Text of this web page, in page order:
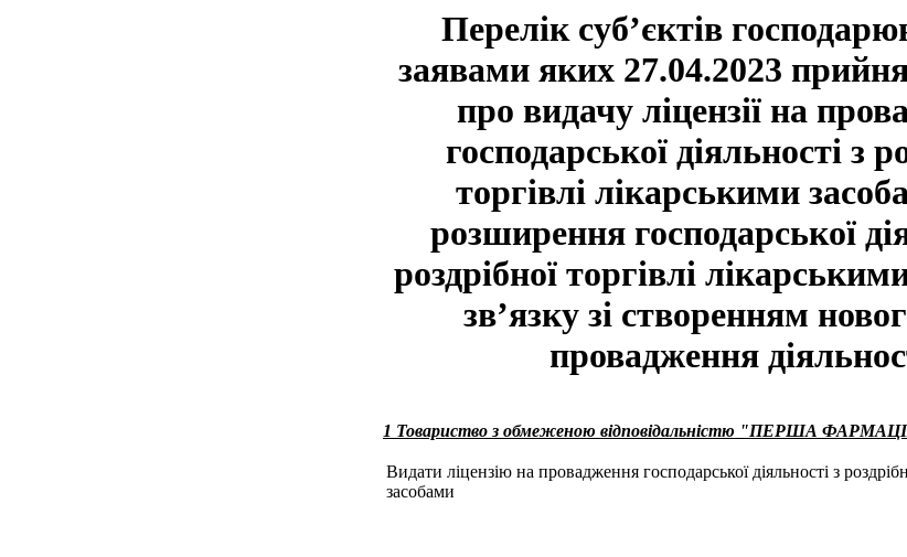
Перелік суб’єктів
заявами яких 27.04.2023
про видачу ліцензії на
господарської діяльності з
торгівлі лікарськими
розширення господарської
роздрібної торгівлі
зв’язку зі створенням
провадження
1 Товариство з обмеженою відповідальністю "ПЕРША
Видати ліцензію на провадження господарської діяльності з
засобами